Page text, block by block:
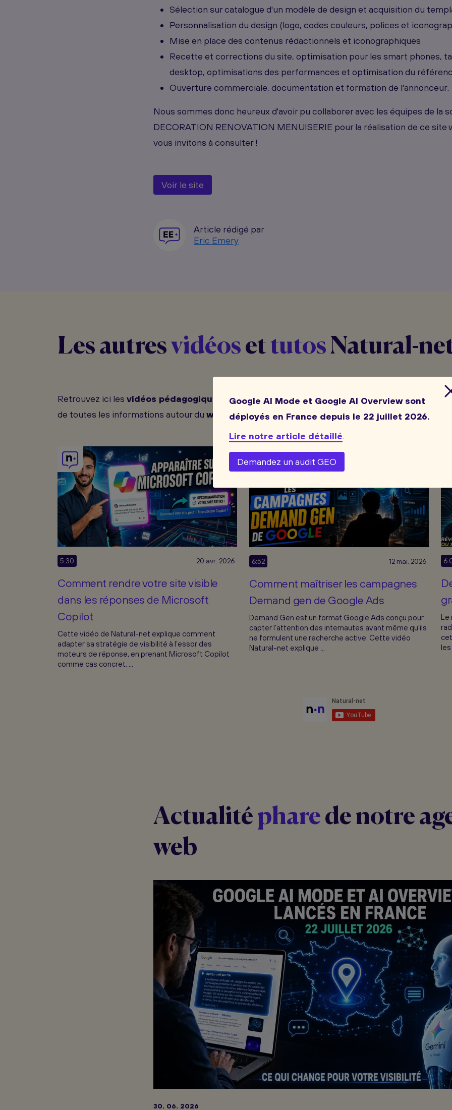
Sélection sur catalogue d'un modèle de design et acquisition du
Personnalisation du design (logo, codes couleurs, polices et
Mise en place des contenus rédactionnels et iconographiques
Recette et corrections du site, optimisation pour les smart phones,
desktop, optimisations des performances et optimisation du
Ouverture commerciale, documentation et formation de l'annonceur.
Nous sommes donc heureux d'avoir pu collaborer avec les équipes de la
DECORATION RENOVATION MENUISERIE pour la réalisation de ce site
vous invitons à consulter !
Voir le site
Article rédigé par
Eric Emery
Les autresvidéos ettutosNatural-
Retrouvez ici les vidéos pédagogiques ettutoriels proposés par Natural net en complément
de toutes les informations autour du web et duwebmarketingdublog de notre agence.
5:30 20 avr. 2026
Comment rendre votre site visible
dans les réponses de Microsoft
Copilot
Cette vidéo de Natural-net explique comment
adapter sa stratégie de visibilité à l’essor des
moteurs de réponse, en prenant Microsoft Copilot
comme cas concret. ...
6:52 12 mai. 2026
Comment maîtriser les campagnes
Demand gen de Google Ads
Demand Gen est un format Google Ads conçu pour
capter l’attention des internautes avant même qu’ils
ne formulent une recherche active. Cette vidéo
Natural-net explique ...
Le
Actualité phare de notre
web
30. 06. 2026
Google AI Mode et Google AI Overview sont
déployés en France depuis le 22 juillet 2026.
Lire notre article détaillé.
Demandez un audit GEO